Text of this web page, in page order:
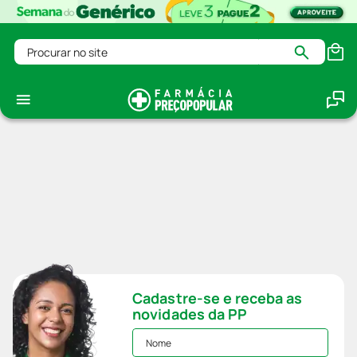
Procurar no site
Cadastre-se e receba as
novidades da PP